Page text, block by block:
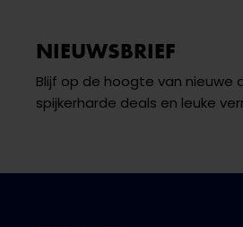
NIEUWSBRIEF
Blijf op de hoogte van nieuwe
spijkerharde deals en leuke